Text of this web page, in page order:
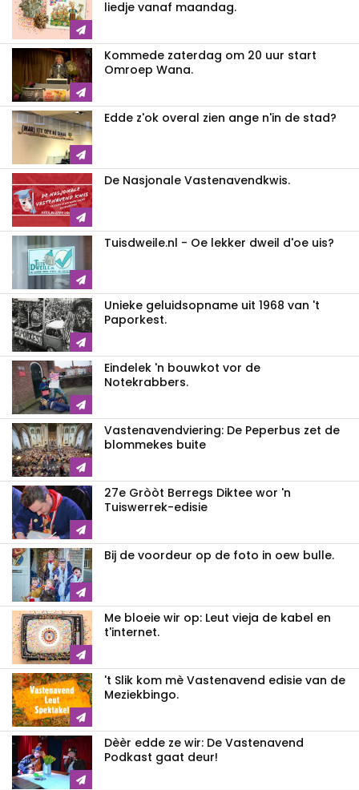
liedje vanaf maandag.
Kommede zaterdag om 20 uur start
Omroep Wana.
Edde z'ok overal zien ange n'in de stad?
De Nasjonale Vastenavendkwis.
Tuisdweile.nl - Oe lekker dweil d'oe uis?
Unieke geluidsopname uit 1968 van 't
Paporkest.
Eindelek 'n bouwkot vor de
Notekrabbers.
Vastenavendviering: De Peperbus zet de
blommekes buite
27e Gròòt Berregs Diktee wor 'n
Tuiswerrek-edisie
Bij de voordeur op de foto in oew bulle.
Me bloeie wir op: Leut vieja de kabel en
t'internet.
't Slik kom mè Vastenavend edisie van de
Meziekbingo.
Dèèr edde ze wir: De Vastenavend
Podkast gaat deur!